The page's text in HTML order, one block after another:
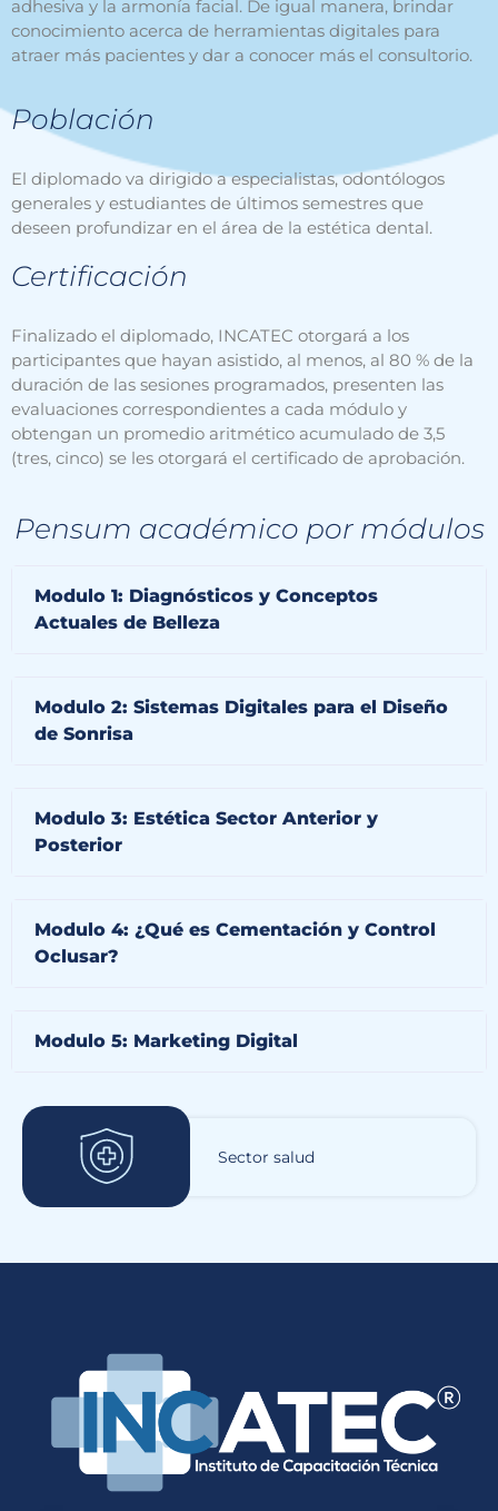
adhesiva y la armonía facial. De igual manera, brindar
conocimiento acerca de herramientas digitales para
atraer más pacientes y dar a conocer más el consultorio.
Población
El diplomado va dirigido a especialistas, odontólogos
generales y estudiantes de últimos semestres que
deseen profundizar en el área de la estética dental.
Certificación
Finalizado el diplomado, INCATEC otorgará a los
participantes que hayan asistido, al menos, al 80 % de la
duración de las sesiones programados, presenten las
evaluaciones correspondientes a cada módulo y
obtengan un promedio aritmético acumulado de 3,5
(tres, cinco) se les otorgará el certificado de aprobación.
Pensum académico por módulos
Modulo 1: Diagnósticos y Conceptos
Actuales de Belleza
Modulo 2: Sistemas Digitales para el Diseño
de Sonrisa
Modulo 3: Estética Sector Anterior y
Posterior
Modulo 4: ¿Qué es Cementación y Control
Oclusar?
Modulo 5: Marketing Digital
Sector salud